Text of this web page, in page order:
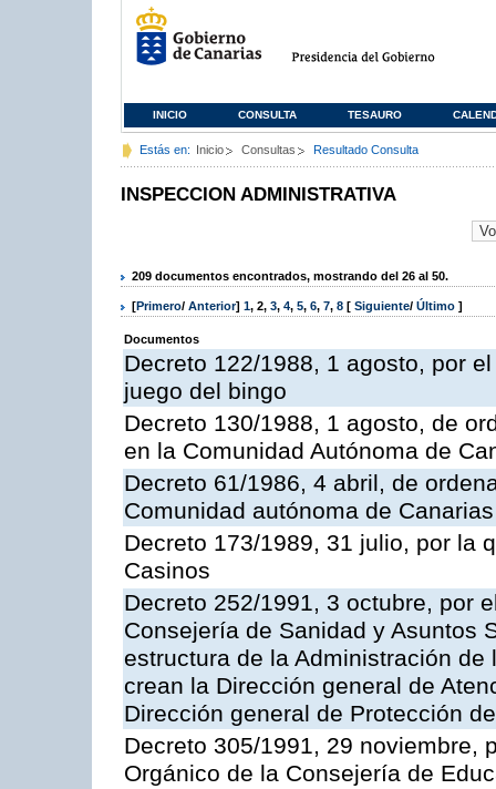
INICIO CONSULTA TESAURO
Estás en: Inicio Consultas Resultado Consulta
INSPECCION ADMINISTRATIVA
209 documentos encontrados, mostrando del 26 al 50.
[Primero/ Anterior] 1, 2, 3, 4, 5, 6, 7, 8 [ Siguiente/ Último ]
Documentos
Decreto 122/1988, 1 agosto, por
juego del bingo
Decreto 130/1988, 1 agosto, de
en la Comunidad Autónoma de
Decreto 61/1986, 4 abril, de
Comunidad autónoma de Canarias
Decreto 173/1989, 31 julio, por la
Casinos
Decreto 252/1991, 3 octubre, por
Consejería de Sanidad y Asuntos
estructura de la Administración
crean la Dirección general de
Dirección general de Protección
Decreto 305/1991, 29 noviembre,
Orgánico de la Consejería de